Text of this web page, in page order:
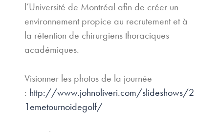
l’Université de Montréal afin de créer un
environnement propice au recrutement et à
la rétention de chirurgiens thoraciques
académiques.
Visionner les photos de la journée
: http://www.johnoliveri.com/slideshows/2
1emetournoidegolf/